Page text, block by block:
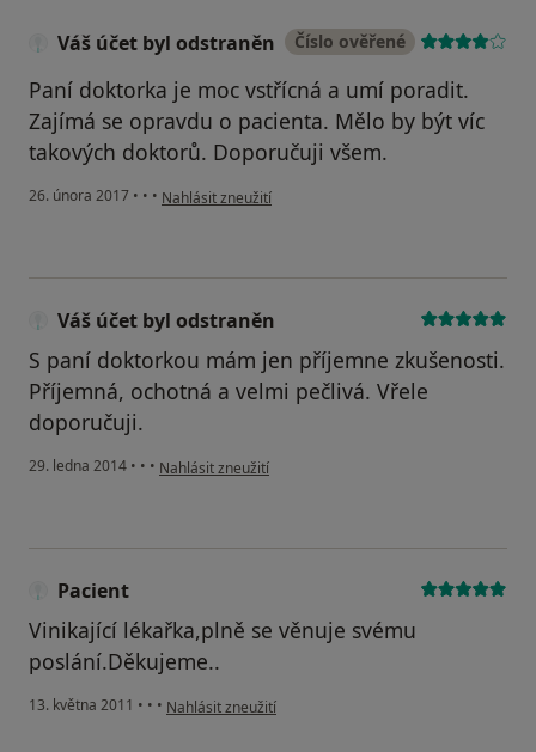
Váš účet byl odstraněn Číslo ověřené
Paní doktorka je moc vstřícná a umí poradit.
Zajímá se opravdu o pacienta. Mělo by být víc
takových doktorů. Doporučuji všem.
26. února 2017 • • • podle názoru uživatele Váš účet byl odstraněn
Nahlásit zneužití
Váš účet byl odstraněn
S paní doktorkou mám jen příjemne zkušenosti.
Příjemná, ochotná a velmi pečlivá. Vřele
doporučuji.
29. ledna 2014 • • • podle názoru uživatele Váš účet byl odstraněn
Nahlásit zneužití
Pacient
Vinikající lékařka,plně se věnuje svému
poslání.Děkujeme..
13. května 2011 • • • podle názoru uživatele Pacient
Nahlásit zneužití